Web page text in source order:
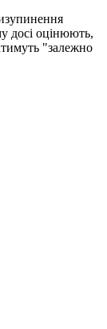
досі оцінюють,
"залежно